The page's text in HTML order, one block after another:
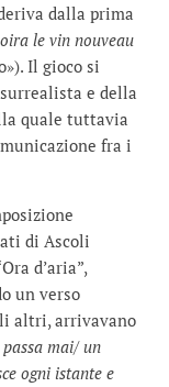
dalla prima
le vin nouveau
Il gioco si
e della
quale tuttavia
fra i
di Ascoli
d’aria”,
un verso
altri, arrivavano
mai/ un
ogni istante e